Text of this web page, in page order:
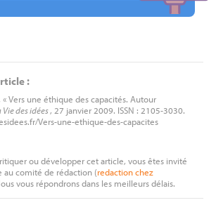
:
Vers une éthique des capacités. Autour
Vie des idées, 27 janvier 2009. ISSN : 2105-3030.
Vers-une-ethique-des-capacites
ou développer cet article, vous êtes invité
au comité de rédaction (redactionchez
vous répondrons dans les meilleurs délais.